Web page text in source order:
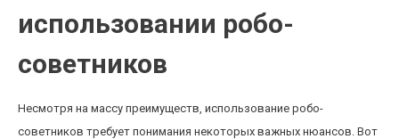
использовании робо-
советников
Несмотря на массу преимуществ, использование робо-
советников требует понимания некоторых важных нюансов. Вот